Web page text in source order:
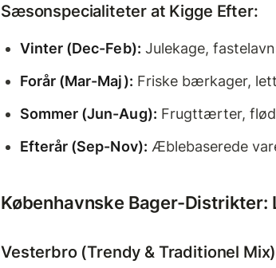
Sæsonspecialiteter at Kigge Efter:
Vinter (Dec-Feb): Julekage,
Forår (Mar-Maj): Friske bærkager,
Sommer (Jun-Aug): Frugttærter,
Efterår (Sep-Nov): Æblebaserede
Københavnske Bager-Distrikter:
Vesterbro (Trendy & Traditionel